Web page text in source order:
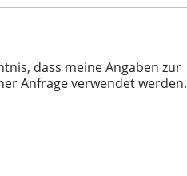
dass meine Angaben zur
Anfrage verwendet werden.